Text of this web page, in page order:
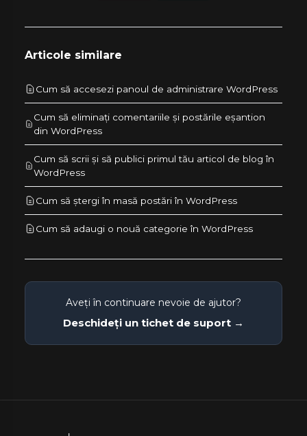
Articole similare
Cum să accesezi panoul de administrare WordPress
Cum să eliminați comentariile și postările eșantion
din WordPress
Cum să scrii și să publici primul tău articol de blog în
WordPress
Cum să ștergi în masă postări în WordPress
Cum să adaugi o nouă categorie în WordPress
Aveți în continuare nevoie de ajutor?
Deschideți un tichet de suport →